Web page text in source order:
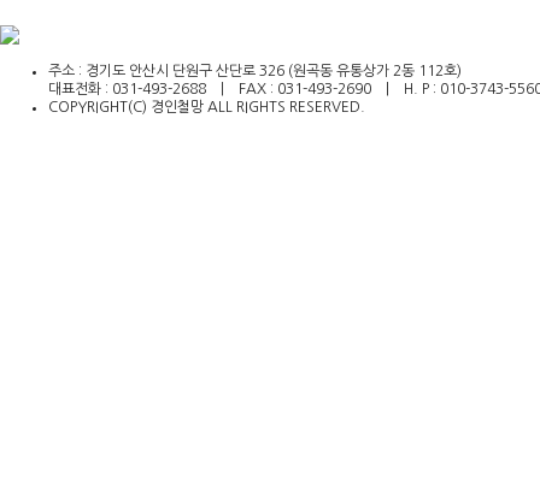
주소 : 경기도 안산시 단원구 산단로 326 (원곡동 유통상가 2동 112호)
대표전화 : 031-493-2688 | FAX : 031-493-2690 | H. P : 010-3743-
COPYRIGHT(C) 경인철망 ALL RIGHTS RESERVED.